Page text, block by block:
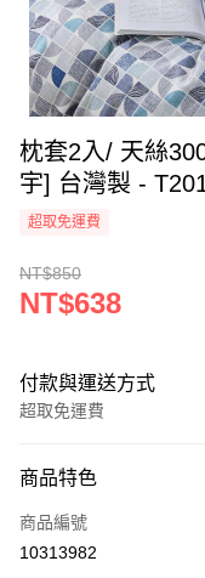
枕套2入/ 天絲
宇] 台灣製 -
超取免運費
NT$850
NT$638
付款與運送方式
超取免運費
信用卡一次付款
超商取貨付款
商品特色
商品編號
10313982